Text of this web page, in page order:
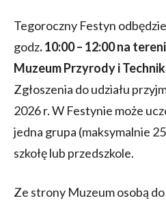
Tegoroczny Festyn
godz. 10:00 – 12:00na
Muzeum Przyrody i
Zgłoszenia do udziału
2026 r. W Festynie może
jedna grupa (maksymalnie
szkołę lub przedszkole.
Ze strony Muzeum osobą